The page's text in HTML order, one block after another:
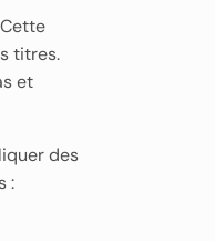
titres.
et
des
: